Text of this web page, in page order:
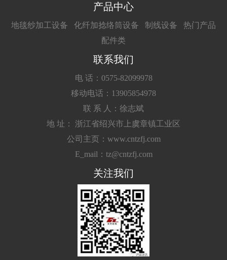
产品中心
地毯纱加工设备 化纤加捻络筒设备 制线设备
热门产品
配件类
联系我们
电 话：0575-82099978
移动电话：13905854978
联 系 人：徐志斌
地 址： 浙江省绍兴市上虞章镇工业区
公司主页：www.cntzfj.com
E_mail：tz@cntzfj.com
关注我们